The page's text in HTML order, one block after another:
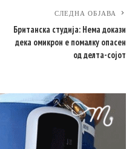
СЛЕДНА ОБЈАВА
Британска студија: Нема докази
дека омикрон е помалку опасен
од делта-сојот